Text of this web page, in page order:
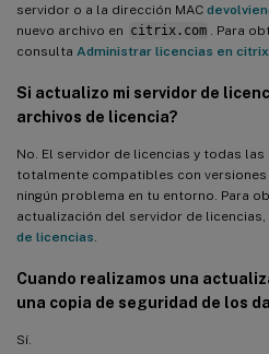
servidor o a la dirección MAC
nuevo archivo en citrix.com
. Para
consulta Administrar licencias en
Si actualizo mi servidor de
archivos de licencia?
No. El servidor de licencias y todas
totalmente compatibles con
ningún problema en tu entorno. Para
actualización del servidor de
de licencias
Cuando realizamos una
una copia de seguridad de los
Sí.